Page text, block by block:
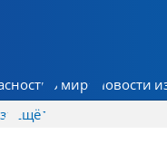
В мире Новости
Ещё